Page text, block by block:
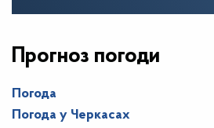
Прогноз погоди
Погода
Погода у Черкасах